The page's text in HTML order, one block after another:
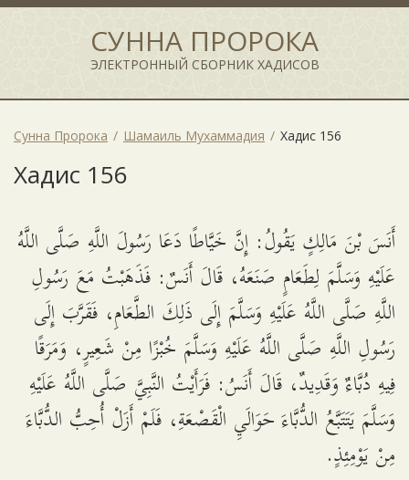
СУННА ПРОРОКА
ЭЛЕКТРОННЫЙ СБОРНИК ХАДИСОВ
Сунна Пророка Шамаиль Мухаммадия Хадис 156
Хадис 156
أَنَسَ بْنَ مَالِكٍ يَقُولُ: إِنَّ خَيَّاطًا دَعَا رَسُولَ اللَّهِ صَلَّى اللَّهُ
عَلَيْهِ وَسَلَّمَ لِطَعَامٍ صَنَعَهُ، قَالَ أَنَسٌ: فَذَهَبْتُ مَعَ رَسُولِ
اللَّهِ صَلَّى اللَّهُ عَلَيْهِ وَسَلَّمَ إِلَى ذَلِكَ الطَّعَامِ، فَقَرَّبَ إِلَى
رَسُولِ اللَّهِ صَلَّى اللَّهُ عَلَيْهِ وَسَلَّمَ خُبْزًا مِنْ شَعِيرٍ، وَمَرَقًا
فِيهِ دُبَّاءٌ وَقَدِيدٌ، قَالَ أَنَسُ: فَرَأَيْتُ النَّبِيَّ صَلَّى اللَّهُ عَلَيْهِ
وَسَلَّمَ يَتَتَبَّعُ الدُّبَّاءَ حَوَالَيِ الْقَصْعَةِ، فَلَمْ أَزَلْ أُحِبُّ الدُّبَّاءَ
مِنْ يَوْمِئِذٍ.